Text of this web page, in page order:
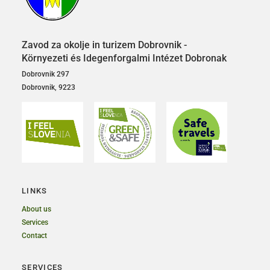
Zavod za okolje in turizem Dobrovnik -
Környezeti és Idegenforgalmi Intézet Dobronak
Dobrovnik 297
Dobrovnik, 9223
LINKS
About us
Services
Contact
SERVICES